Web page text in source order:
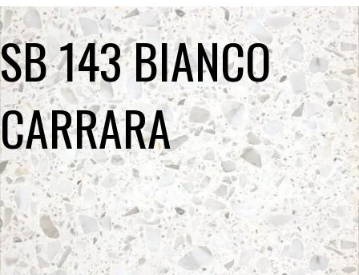
SB 143 BIANCO
CARRARA